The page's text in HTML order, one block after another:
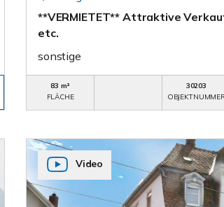
**VERMIETET** Attraktive
etc.
sonstige
83 m²
FLÄCHE
30203
Video